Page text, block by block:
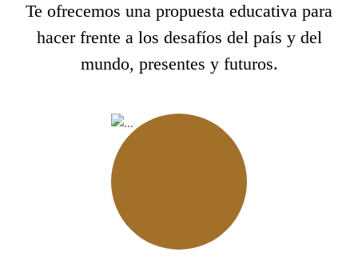
Te ofrecemos una propuesta educativa para
hacer frente a los desafíos del país y del
mundo, presentes y futuros.